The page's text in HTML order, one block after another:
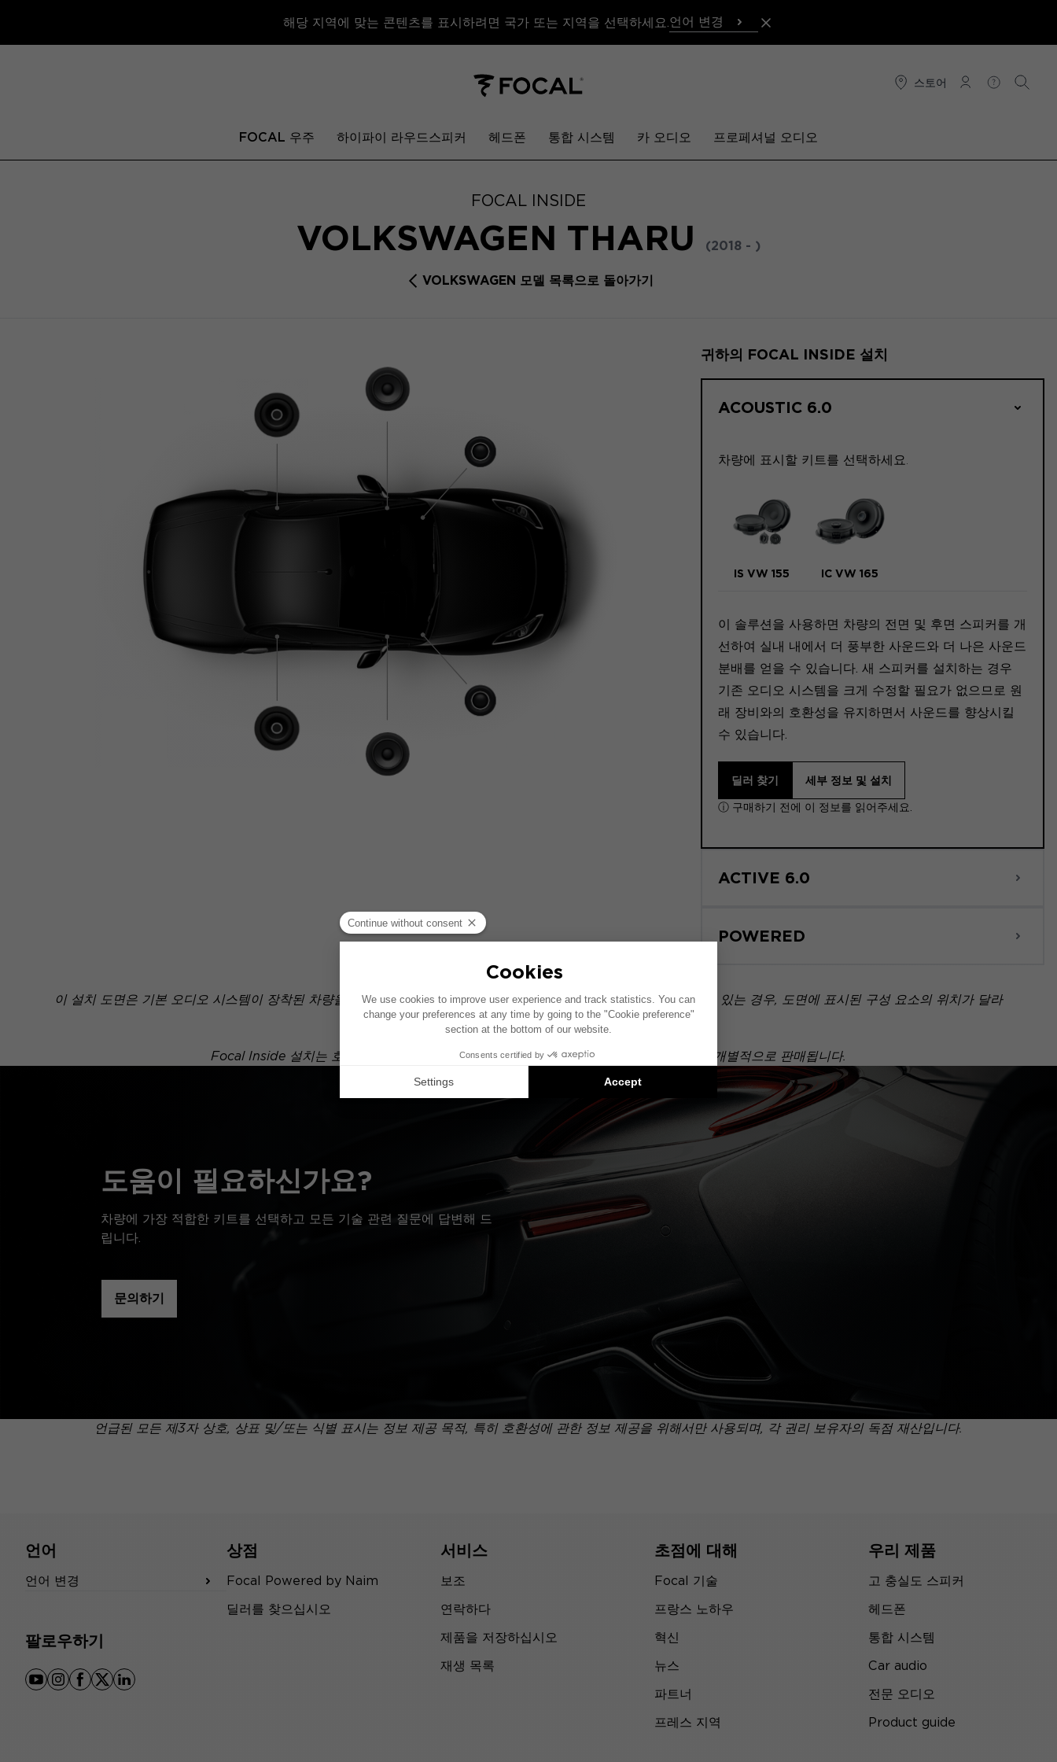
해당 지역에 맞는 콘텐츠를 표시하려면 국가 또는 지역을 선택하세요. 언어 변경
스토어
연결 도움말검색
FOCAL 우주 하이파이 라우드스피커 헤드폰 통합 시스템 카 오디오 프로페셔널 오디오
FOCAL INSIDE
VOLKSWAGEN THARU (2018 - )
VOLKSWAGEN 모델 목록으로 돌아가기
귀하의 FOCAL INSIDE 설치
ACOUSTIC 6.0
차량에 표시할 키트를 선택하세요.
IS VW 155 IC VW 165
이 솔루션을 사용하면 차량의 전면 및 후면 스피커를 개
선하여 실내 내에서 더 풍부한 사운드와 더 나은 사운드
분배를 얻을 수 있습니다. 새 스피커를 설치하는 경우
기존 오디오 시스템을 크게 수정할 필요가 없으므로 원
래 장비와의 호환성을 유지하면서 사운드를 향상시킬
수 있습니다.
딜러 찾기 세부 정보 및 설치
ⓘ 구매하기 전에 이 정보를 읽어주세요.
ACTIVE 6.0
POWERED
이 설치 도면은 기본 오디오 시스템이 장착된 차량을 기준으로 제작되었습니다. 차량에 특정 하이파이 옵션이 장착되어 있는 경우, 도면에 표시된 구성 요소의 위치가 달라
질 수 있습니다.
Focal Inside 설치는 호환 가능한 제품에 대한 제안입니다: 각 구성 요소는 패키지가 아닌 개별적으로 판매됩니다.
도움이 필요하신가요?
차량에 가장 적합한 키트를 선택하고 모든 기술 관련 질문에 답변해 드
립니다.
문의하기
언급된 모든 제3자 상호, 상표 및/또는 식별 표시는 정보 제공 목적, 특히 호환성에 관한 정보 제공을 위해서만 사용되며, 각 권리 보유자의 독점 재산입니다.
언어
언어 변경
팔로우하기
youtube
instagram
facebook
x linkedin
상점
Focal Powered by Naim
딜러를 찾으십시오
서비스
보조
연락하다
제품을 저장하십시오
재생 목록
초점에 대해
Focal 기술
프랑스 노하우
혁신
뉴스
파트너
프레스 지역
우리 제품
고 충실도 스피커
헤드폰
통합 시스템
Car audio
전문 오디오
Product guide